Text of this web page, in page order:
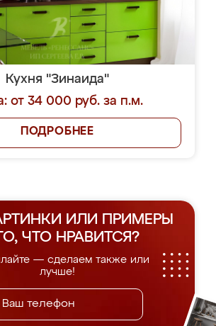
Кухня "Зинаида"
от 34 000 руб. за п.м.
ПОДРОБНЕЕ
ИЛИ ПРИМЕРЫ
ЧТО НРАВИТСЯ?
— сделаем также или
лучше!